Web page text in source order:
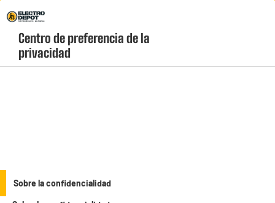
Menú
geolocation-header-icon-text
account
Centro de preferencia de la
privacidad
Sobre la confidencialidad